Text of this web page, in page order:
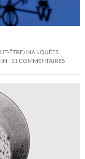
ÊTRE) MANQUÉES
11 COMMENTAIRES